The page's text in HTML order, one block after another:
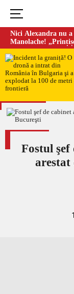
Nici Alexandra nu
Manolache!
doi ani de căsnicie
Fostul şef
arestat